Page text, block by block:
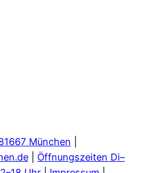
München
Öffnungszeiten Di–